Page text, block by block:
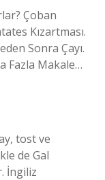
Çoban
Kızartması.
Sonra Çayı.
Fazla Makale…
tost ve
de Gal
İngiliz